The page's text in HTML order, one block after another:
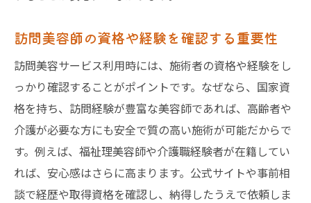
訪問美容師の資格や経験を確認する重要性
訪問美容サービス利用時には、施術者の資格や経験をし
っかり確認することがポイントです。なぜなら、国家資
格を持ち、訪問経験が豊富な美容師であれば、高齢者や
介護が必要な方にも安全で質の高い施術が可能だからで
す。例えば、福祉理美容師や介護職経験者が在籍してい
れば、安心感はさらに高まります。公式サイトや事前相
談で経歴や取得資格を確認し、納得したうえで依頼しま